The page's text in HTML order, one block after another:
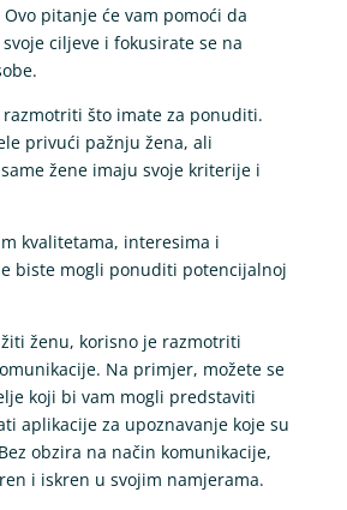
pitanje će vam pomoći da
ciljeve i fokusirate se na
razmotriti što imate za ponuditi.
privući pažnju žena, ali
žene imaju svoje kriterije i
kvalitetama, interesima i
biste mogli ponuditi potencijalnoj
ženu, korisno je razmotriti
Na primjer, možete se
koji bi vam mogli predstaviti
aplikacije za upoznavanje koje su
obzira na način komunikacije,
i iskren u svojim namjerama.